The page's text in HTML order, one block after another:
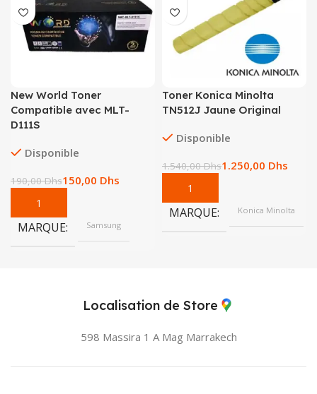
New World Toner
Compatible avec MLT-
D111S
Disponible
190,00Dhs150,00 Dhs
MARQUE Samsung
Toner Konica Minolta
TN512J Jaune Original
Disponible
1.540,00Dhs1.250,00 Dhs
MARQUE Konica Minolta
Localisation de Store
598 Massira 1 A Mag Marrakech